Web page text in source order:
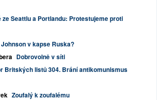
Seattlu a Portlandu: Protestujeme proti
v kapse Ruska?
Dobrovolně v síti
Britských listů 304. Brání antikomunismus
Zoufalý k zoufalému